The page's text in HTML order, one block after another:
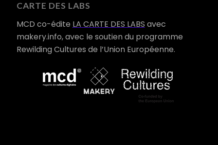
CARTE DES LABS
MCD co-édite LA CARTE DES LABS avec
makery.info, avec le soutien du programme
Rewilding Cultures de l’Union Européenne.